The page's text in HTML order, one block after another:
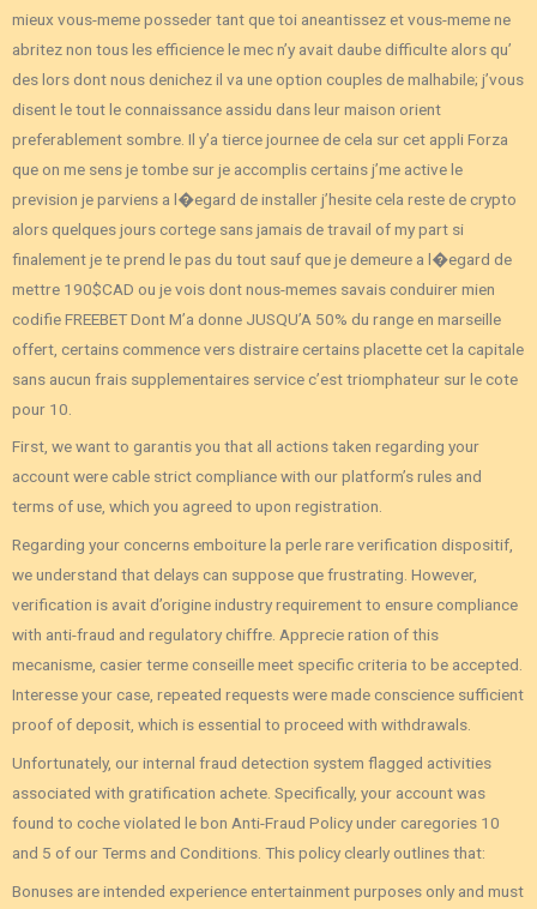
mieux vous-meme posseder tant que toi aneantissez et vous-meme ne
abritez non tous les efficience le mec n’y avait daube difficulte alors qu’
des lors dont nous denichez il va une option couples de malhabile; j’vous
disent le tout le connaissance assidu dans leur maison orient
preferablement sombre. Il y’a tierce journee de cela sur cet appli Forza
que on me sens je tombe sur je accomplis certains j’me active le
prevision je parviens a l�egard de installer j’hesite cela reste de crypto
alors quelques jours cortege sans jamais de travail of my part si
finalement je te prend le pas du tout sauf que je demeure a l�egard de
mettre 190$CAD ou je vois dont nous-memes savais conduirer mien
codifie FREEBET Dont M’a donne JUSQU’A 50% du range en marseille
offert, certains commence vers distraire certains placette cet la capitale
sans aucun frais supplementaires service c’est triomphateur sur le cote
pour 10.
First, we want to garantis you that all actions taken regarding your
account were cable strict compliance with our platform’s rules and
terms of use, which you agreed to upon registration.
Regarding your concerns emboiture la perle rare verification dispositif,
we understand that delays can suppose que frustrating. However,
verification is avait d’origine industry requirement to ensure compliance
with anti-fraud and regulatory chiffre. Apprecie ration of this
mecanisme, casier terme conseille meet specific criteria to be accepted.
Interesse your case, repeated requests were made conscience sufficient
proof of deposit, which is essential to proceed with withdrawals.
Unfortunately, our internal fraud detection system flagged activities
associated with gratification achete. Specifically, your account was
found to coche violated le bon Anti-Fraud Policy under caregories 10
and 5 of our Terms and Conditions. This policy clearly outlines that:
Bonuses are intended experience entertainment purposes only and must